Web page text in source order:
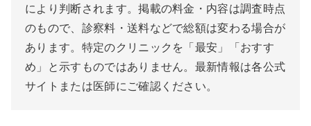
により判断されます。掲載の料金・内容は調査時点
のもので、診察料・送料などで総額は変わる場合が
あります。特定のクリニックを「最安」「おすす
め」と示すものではありません。最新情報は各公式
サイトまたは医師にご確認ください。